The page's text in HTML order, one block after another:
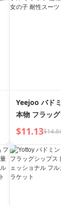
Yeejoo バド
本物 フラッ
プロ シングル
子 耐性スーツ
$11.13